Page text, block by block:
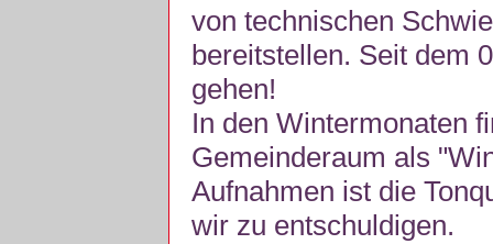
von technischen
bereitstellen. Seit dem
gehen!
In den Wintermonaten
Gemeinderaum als
Aufnahmen ist die
wir zu entschuldigen.